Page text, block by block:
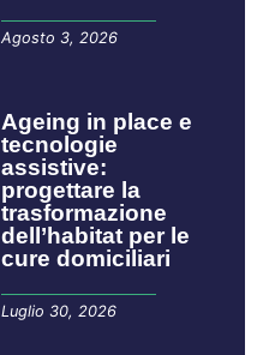
Agosto 3, 2026
Ageing in place e
tecnologie
assistive:
progettare la
trasformazione
dell’habitat per le
cure domiciliari
Luglio 30, 2026